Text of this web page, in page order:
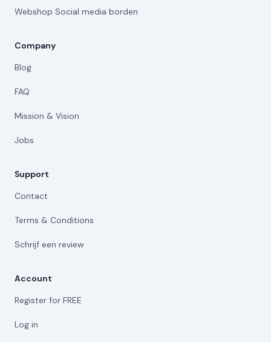
Webshop Social media borden
Company
Blog
FAQ
Mission & Vision
Jobs
Support
Contact
Terms & Conditions
Schrijf een review
Account
Register for FREE
Log in